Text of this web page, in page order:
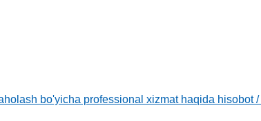
bo'yicha professional xizmat haqida hisobot